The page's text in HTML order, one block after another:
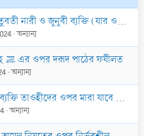
ও জুনুবী ব্যক্তি (যার ওপর গোসল ফরয) কুরআনের কিছুই পাঠ করবে না’। হাদীছটি কি ছহীহ?
অন্যান্য
রাসূলুল্লাহ ﷺ এর ওপর দরূদ পাঠের ফযীলত
অন্যান্য
তাওহীদের ওপর মারা যাবে সে জান্নাতে প্রবেশ করবে
অন্যান্য